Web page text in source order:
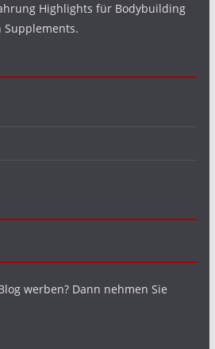
Highlights für Bodybuilding
Supplements.
werben? Dann nehmen Sie